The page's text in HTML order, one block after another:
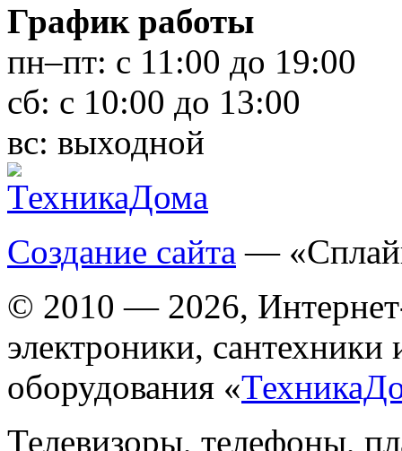
График работы
пн–пт: с 11:00 до 19:00
сб: с 10:00 до 13:00
вс: выходной
Создание сайта —
© 2010 — 2026,
электроники, сантехники
оборудования «
Телевизоры, телефоны,